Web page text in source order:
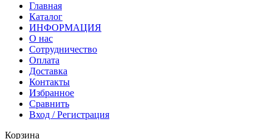
Главная
Каталог
ИНФОРМАЦИЯ
О нас
Сотрудничество
Оплата
Доставка
Контакты
Избранное
Сравнить
Вход / Регистрация
Корзина